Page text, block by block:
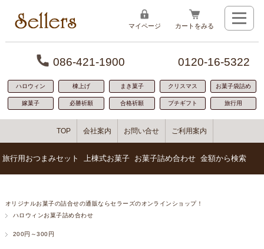
マイページ カートをみる
086-421-1900 0120-16-5322
ハロウィン 棟上げ まき菓子 クリスマス お菓子袋詰め
嫁菓子 必勝祈願 合格祈願 プチギフト 旅行用
TOP 会社案内 お問い合せ ご利用案内
旅行用おつまみセット
おつまみの詰め合わせ
お菓子の詰め合わせ
おつまみとお菓子の詰め合わせ
上棟式お菓子
「贈り物に人気」寿セット
小規模な餅まきに人気
お菓子詰め合わせ
1番人気300円お菓子詰め合わせ
ばらまき用におすすめ126円お菓子セット
ちょっぴり豪華500円お菓子詰め合わせ
金額から検索
100円代のお菓子詰め合わせ
200円～300円お菓子詰め合わせ
300円～400円お菓子詰め合わせ
オリジナルお菓子の詰合せの通販ならセラーズのオンラインショップ！
ハロウィンお菓子詰め合わせ
200円～300円